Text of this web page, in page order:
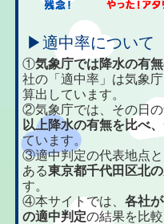
▶適中率について
①気象庁では降水の有
社の「適中率」は気象
算出しています。
②気象庁では、その日
以上降水の有無を比べ、
ています。
③適中判定の代表地点
ある東京都千代田区北
す。
④本サイトでは、各社
の適中判定の結果を比較